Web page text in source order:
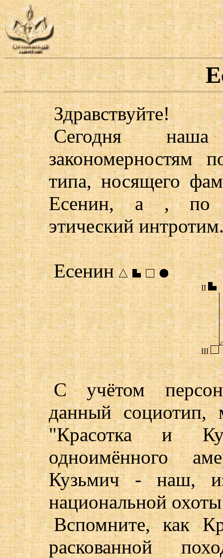
Здравствуйте!
Сегодня наша
закономерностям
типа, носящего
Есенин, а , по
этический
Есенин
II
III
С учётом
данный социотип,
"Красотка и
одноимённого
Кузьмич - наш,
национальной
Вспомните, как
раскованной